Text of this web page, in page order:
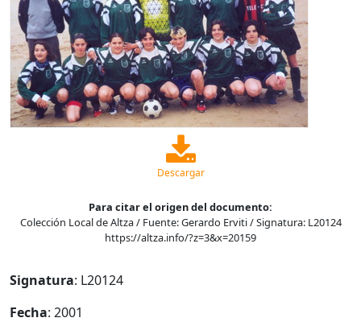
Descargar
Para citar el origen del documento:
Colección Local de Altza / Fuente: Gerardo Erviti / Signatura: L20124
https://altza.info/?z=3&x=20159
Signatura: L20124
Fecha: 2001